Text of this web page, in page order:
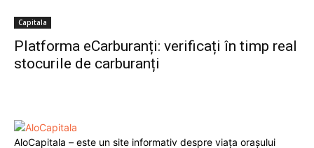
Capitala
Platforma eCarburanți: verificați în timp real
stocurile de carburanți
AloCapitala – este un site informativ despre viața orașului